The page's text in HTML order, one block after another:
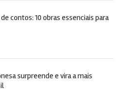
contos: 10 obras essenciais para
surpreende e vira a mais